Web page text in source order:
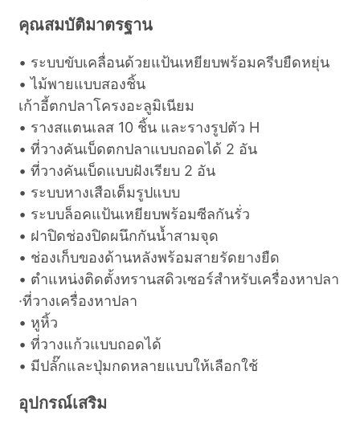
คุณสมบัติมาตรฐาน
• ระบบขับเคลื่อนด้วยแป้นเหยียบพร้อมครีบยืดหยุ่น
• ไม้พายแบบสองชิ้น
เก้าอี้ตกปลาโครงอะลูมิเนียม
• รางสแตนเลส 10 ชิ้น และรางรูปตัว H
• ที่วางคันเบ็ดตกปลาแบบถอดได้ 2 อัน
• ที่วางคันเบ็ดแบบฝังเรียบ 2 อัน
• ระบบหางเสือเต็มรูปแบบ
• ระบบล็อคแป้นเหยียบพร้อมซีลกันรั่ว
• ฝาปิดช่องปิดผนึกกันน้ำสามจุด
• ช่องเก็บของด้านหลังพร้อมสายรัดยางยืด
• ตำแหน่งติดตั้งทรานสดิวเซอร์สำหรับเครื่องหาปลา
·ที่วางเครื่องหาปลา
• หูหิ้ว
• ที่วางแก้วแบบถอดได้
• มีปลั๊กและปุ่มกดหลายแบบให้เลือกใช้
อุปกรณ์เสริม